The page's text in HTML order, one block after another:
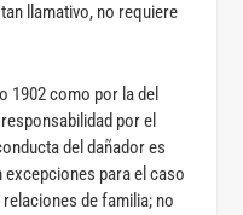
llamativo, no requiere
1902 como por la del
por el
del dañador es
para el caso
de familia; no